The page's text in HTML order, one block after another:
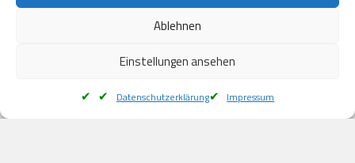
Ablehnen
Einstellungen ansehen
Datenschutzerklärung Impressum